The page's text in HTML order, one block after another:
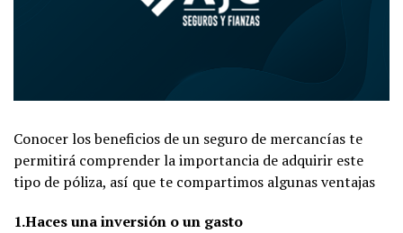
Conocer los beneficios de un seguro de mercancías te
permitirá comprender la importancia de adquirir este
tipo de póliza, así que te compartimos algunas ventajas
1.Haces una inversión o un gasto